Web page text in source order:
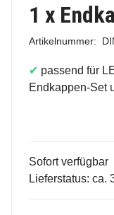
1 x
Artikelnummer:
✔ passend für
Endkappen-Set
Sofort verfügbar
Lieferstatus: ca.